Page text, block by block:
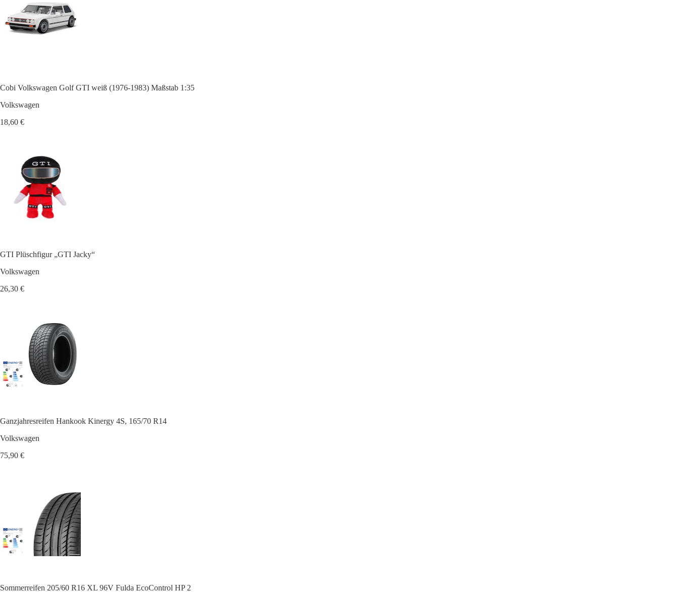
Cobi Volkswagen Golf GTI weiß (1976-1983) Maßstab 1:35
Volkswagen
18,60 €
GTI Plüschfigur „GTI Jacky“
Volkswagen
26,30 €
Ganzjahresreifen Hankook Kinergy 4S, 165/70 R14
Volkswagen
75,90 €
Sommerreifen 205/60 R16 XL 96V Fulda EcoControl HP 2